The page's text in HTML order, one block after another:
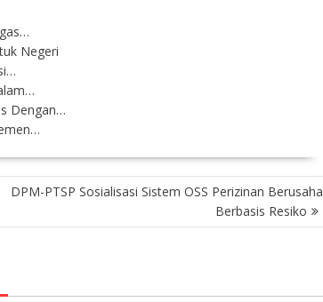
Negeri
Dengan…
DPM-PTSP Sosialisasi Sistem OSS Perizinan Berusaha
Berbasis Resiko